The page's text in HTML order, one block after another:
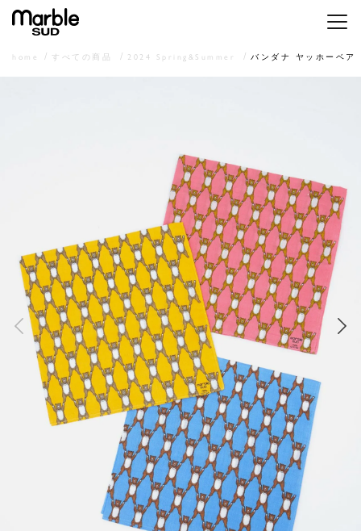
メニ
home すべての商品 2024 Spring&Summer バンダナ ヤッホーベア